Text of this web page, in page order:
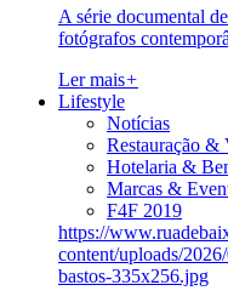
A série documental
fotógrafos
Ler mais+
Lifestyle
Notícias
Restauração &
Hotelaria &
Marcas &
F4F 2019
https://
content/uploads/
bastos-335x256.jpg